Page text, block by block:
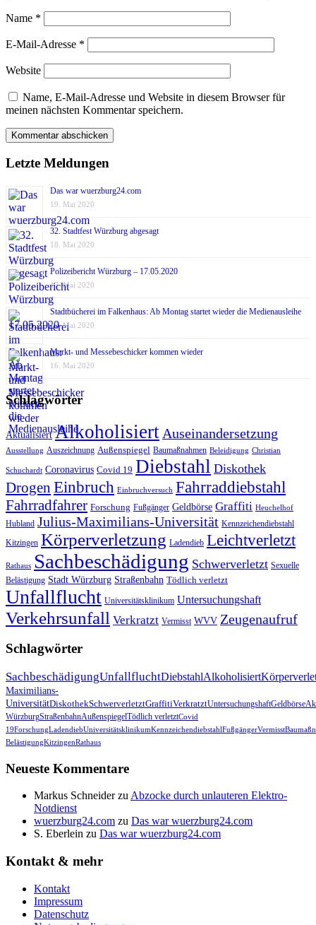
Name *
E-Mail-Adresse *
Website
Name, E-Mail-Adresse und Website in diesem Browser für
meinen nächsten Kommentar speichern.
Letzte Meldungen
Das war wuerzburg24.com
19. Mai 2020
32. Stadtfest Würzburg abgesagt
18. Mai 2020
Polizeibericht Würzburg – 17.05.2020
17. Mai 2020
Stadtbücherei im Falkenhaus: Ab Montag startet wieder die Medienausleihe
17. Mai 2020
Markt- und Messebeschicker kommen wieder
16. Mai 2020
Schlagwörter
Aktualisiert Alkoholisiert Auseinandersetzung
Ausstellung Auszeichnung Außenspiegel Baumaßnahmen Beleidigung Christian
Schuchardt Coronavirus Covid 19 Diebstahl Diskothek
Drogen Einbruch Einbruchversuch Fahrraddiebstahl
Fahrradfahrer Forschung Fußgänger Geldbörse Graffiti Heuchelhof
Hubland Julius-Maximilians-Universität Kennzeichendiebstahl
Kitzingen Körperverletzung Ladendieb Leichtverletzt
Rathaus Sachbeschädigung Schwerverletzt Sexuelle
Belästigung Stadt Würzburg Straßenbahn Tödlich verletzt
Unfallflucht Universitätsklinikum Untersuchungshaft
Verkehrsunfall Verkratzt Vermisst WVV Zeugenaufruf
Schlagwörter
SachbeschädigungUnfallfluchtDiebstahlAlkoholisiert
Maximilians-
UniversitätDiskothekSchwerverletztGraffitiVerkratztUntersuchungshaftGeldbörse
WürzburgStraßenbahnAußenspiegelTödlich verletztCovid
19ForschungLadendiebUniversitätsklinikumKennzeichendiebstahlFußgängerVermisst
BelästigungKitzingenRathaus
Neueste Kommentare
Markus SchneiderzuAbzocke durch unlauteren Elektro-
Notdienst
wuerzburg24.com zu Das war wuerzburg24.com
S. Eberlein zu Das war wuerzburg24.com
Kontakt & mehr
Kontakt
Impressum
Datenschutz